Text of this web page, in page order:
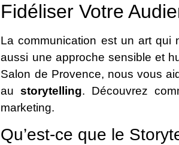
Fidéliser Votre
La communication est un art qui
aussi une approche sensible et
Salon de Provence, nous vous
austorytelling. Découvrez
marketing.
Qu’est-ce que le